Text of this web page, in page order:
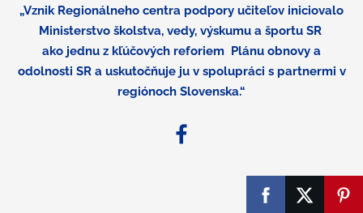
„Vznik Regionálneho centra podpory učiteľov iniciovalo
Ministerstvo školstva, vedy, výskumu a športu SR
ako jednu z kľúčových reforiem Plánu obnovy a
odolnosti SR a uskutočňuje ju v spolupráci s partnermi v
regiónoch Slovenska.“